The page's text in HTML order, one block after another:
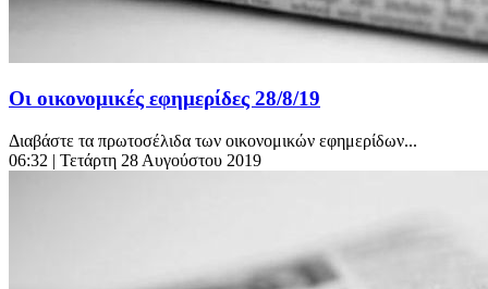
Οι οικονομικές εφημερίδες 28/8/19
Διαβάστε τα πρωτοσέλιδα των οικονομικών εφημερίδων...
06:32 | Τετάρτη 28 Αυγούστου 2019